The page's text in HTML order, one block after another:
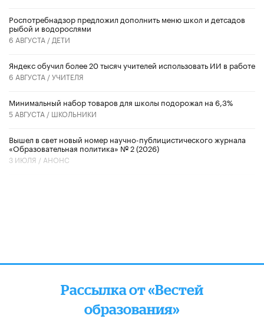
Роспотребнадзор предложил дополнить меню школ и детсадов
рыбой и водорослями
6 АВГУСТА / ДЕТИ
​Яндекс обучил более 20 тысяч учителей использовать ИИ в работе
6 АВГУСТА /УЧИТЕЛЯ
Минимальный набор товаров для школы подорожал на 6,3%
5 АВГУСТА / ШКОЛЬНИКИ
Вышел в свет новый номер научно-публицистического журнала
«Образовательная политика» № 2 (2026)
3 ИЮЛЯ / АНОНС
Рассылка от «Вестей
образования»